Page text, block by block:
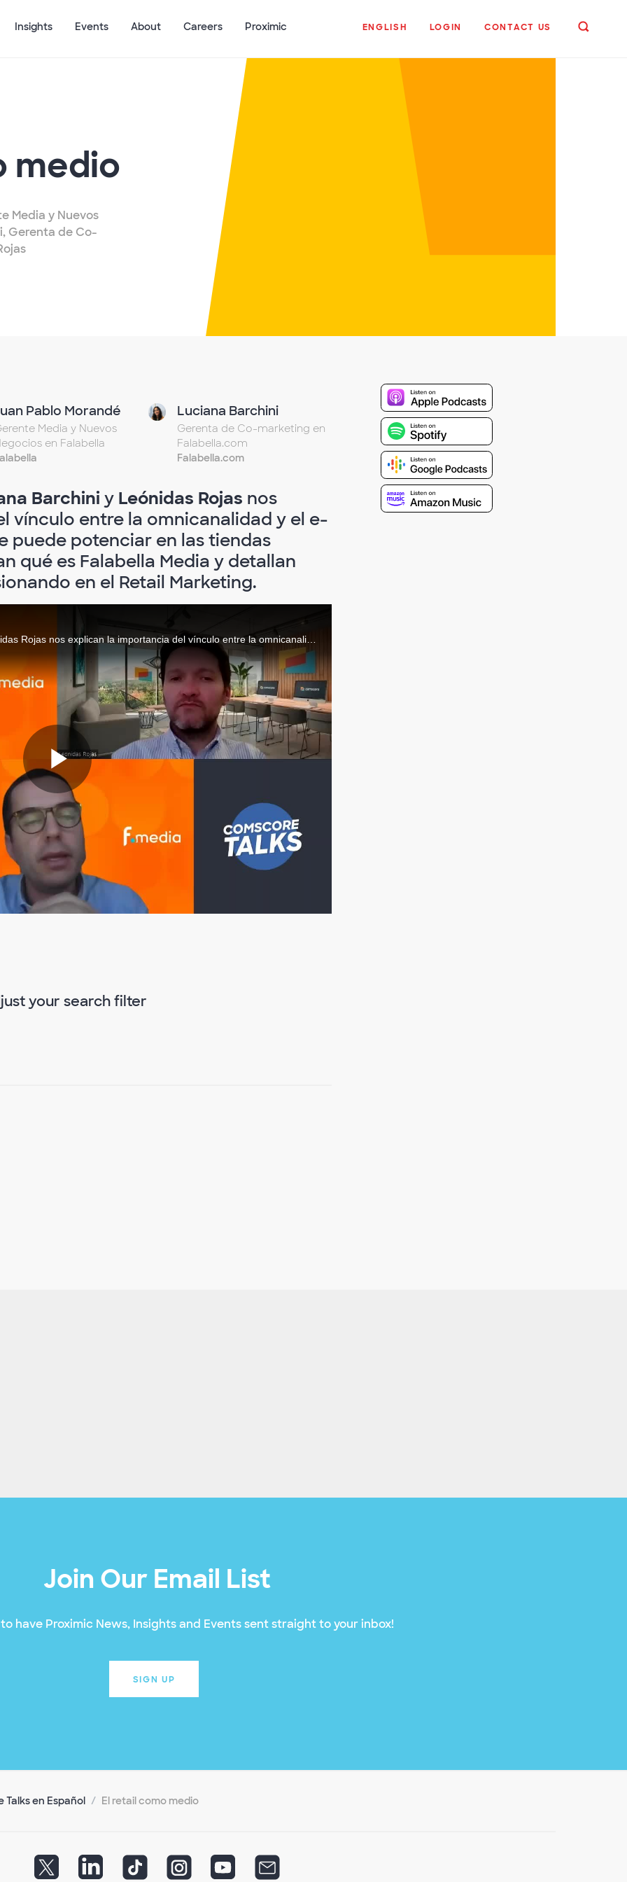
Insights Events About Careers Proximic ENGLISH LOGIN CONTACT US
medio
Media y Nuevos
Gerenta de Co-
Pablo Morandé
Media y Nuevos
en Falabella
Luciana Barchini
Gerenta de Co-marketing en
Falabella.com
Falabella.com
Barchini y Leónidas Rojas nos
vínculo entre la omnicanalidad y el e-
puede potenciar en las tiendas
qué es Falabella Media y detallan
en el Retail Marketing.
Juan Pablo Morandé, Luciana Barchini y Leónidas Rojas nos explican la importancia del vínculo entre la omnicanalidad y el e-commerce, y cómo este se puede potenciar en las tiendas físicas.
Play
Video
your search filter
Join Our Email List
have Proximic News, Insights and Events sent straight to your inbox!
SIGN UP
Talks en Español El retail como medio